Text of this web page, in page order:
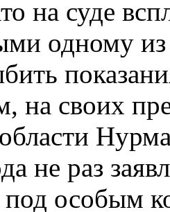
на суде
одному
на своих
не раз
под особым